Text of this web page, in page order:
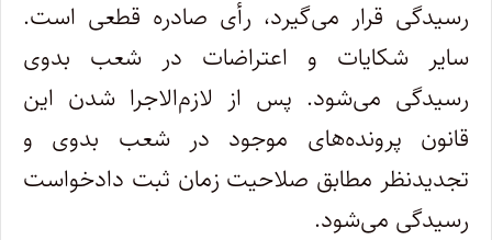
رسیدگی قرار می‌گیرد، رأی صادره قطعی است.
سایر شکایات و اعتراضات در شعب بدوی
رسیدگی می‌شود. پس از لازم‌الاجرا شدن این
قانون پرونده‌های موجود در شعب بدوی و
تجدیدنظر مطابق صلاحیت زمان ثبت دادخواست
رسیدگی می‌شود.